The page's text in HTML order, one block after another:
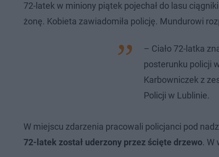
72-latek w miniony piątek pojechał do lasu
żonę. Kobieta zawiadomiła policję. Mundurowi
– Ciało 72-latka
posterunku policji
Karbowniczek z
Policji w Lublinie.
W miejscu zdarzenia pracowali policjanci pod
72-latek został uderzony przez ścięte drzewo. W